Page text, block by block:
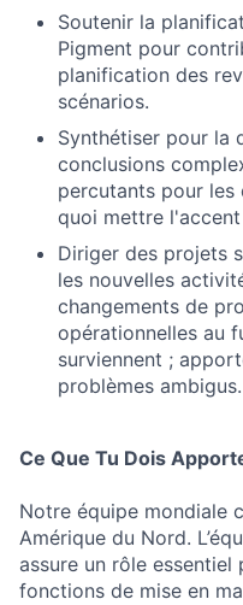
Soutenir la
Pigment pour
planification des
scénarios.
Synthétiser pour la
conclusions
percutants pour les
quoi mettre
Diriger des projets
les nouvelles
changements de
opérationnelles au
surviennent ;
problèmes ambigus.
Ce Que Tu Dois
Notre équipe mondiale
Amérique du Nord.
assure un rôle essentiel
fonctions de mise en